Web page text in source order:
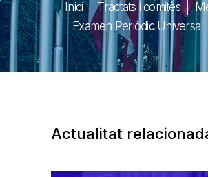
Inici Tractats i comitès
Examen Periòdic Universal
Actualitat